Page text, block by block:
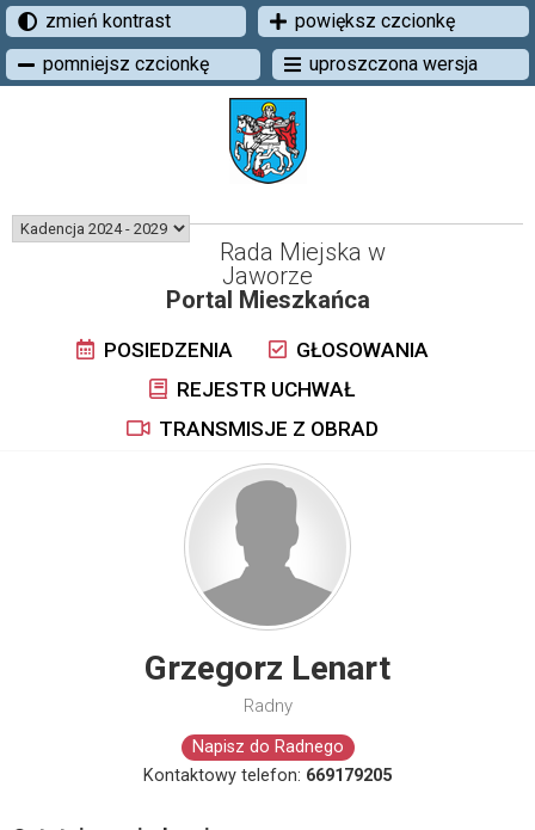
zmień kontrast
powiększ czcionkę
pomniejsz czcionkę
uproszczona wersja
Rada Miejska w
Jaworze
Portal Mieszkańca
POSIEDZENIA
GŁOSOWANIA
REJESTR UCHWAŁ
TRANSMISJE Z OBRAD
Grzegorz Lenart
Radny
Napisz do Radnego
Kontaktowy telefon: 669179205